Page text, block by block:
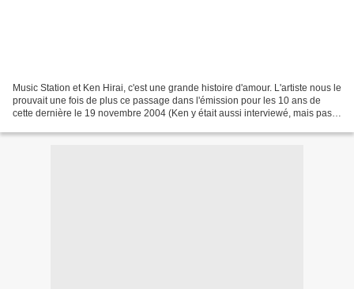
Music Station et Ken Hirai, c'est une grande histoire d'amour. L'artiste nous le
prouvait une fois de plus ce passage dans l'émission pour les 10 ans de
cette dernière le 19 novembre 2004 (Ken y était aussi interviewé, mais pas